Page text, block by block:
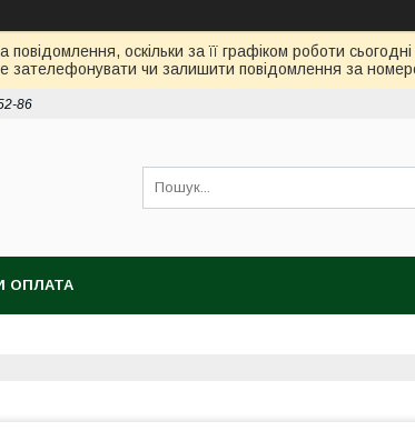
оскільки за її графіком роботи
зателефонувати чи залишити повідомлення за
86
ОПЛАТА